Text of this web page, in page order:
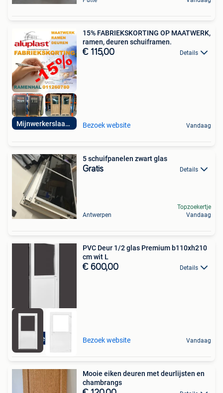
Mijnwerkerslaan 33
15% FABRIEKSKORTING OP MAATWERK,
ramen, deuren schuiframen.
€ 115,00 Details
Bezoek website Vandaag
5 schuifpanelen zwart glas
Gratis Details
Antwerpen
Topzoekertje
Vandaag
Direct leverbaar
PVC Deur 1/2 glas Premium b110xh210
cm wit L
€ 600,00 Details
Bezoek website Vandaag
Mooie eiken deuren met deurlijsten en
chambrangs